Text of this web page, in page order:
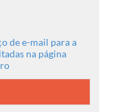
de e-mail para a
na página